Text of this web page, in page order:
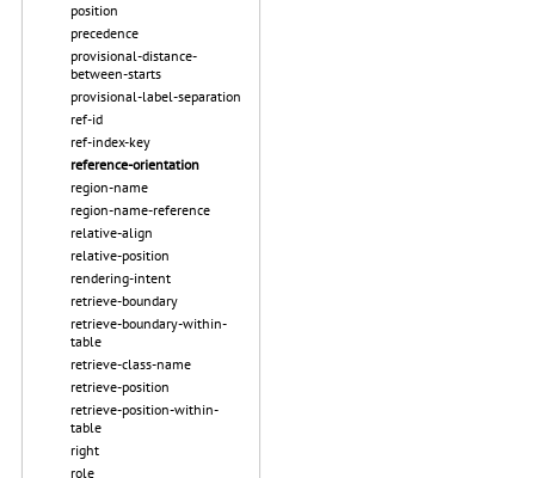
position
precedence
provisional-distance-
between-starts
provisional-label-separation
ref-id
ref-index-key
reference-orientation
region-name
region-name-reference
relative-align
relative-position
rendering-intent
retrieve-boundary
retrieve-boundary-within-
table
retrieve-class-name
retrieve-position
retrieve-position-within-
table
right
role